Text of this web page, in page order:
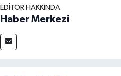
EDITÖR HAKKINDA
Haber Merkezi